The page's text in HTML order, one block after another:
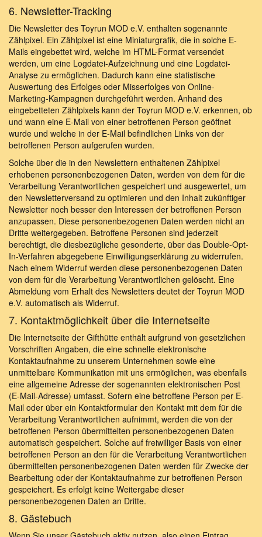
6. Newsletter-Tracking
Die Newsletter des Toyrun MOD e.V. enthalten sogenannte
Zählpixel. Ein Zählpixel ist eine Miniaturgrafik, die in solche E-
Mails eingebettet wird, welche im HTML-Format versendet
werden, um eine Logdatei-Aufzeichnung und eine Logdatei-
Analyse zu ermöglichen. Dadurch kann eine statistische
Auswertung des Erfolges oder Misserfolges von Online-
Marketing-Kampagnen durchgeführt werden. Anhand des
eingebetteten Zählpixels kann der Toyrun MOD e.V. erkennen, ob
und wann eine E-Mail von einer betroffenen Person geöffnet
wurde und welche in der E-Mail befindlichen Links von der
betroffenen Person aufgerufen wurden.
Solche über die in den Newslettern enthaltenen Zählpixel
erhobenen personenbezogenen Daten, werden von dem für die
Verarbeitung Verantwortlichen gespeichert und ausgewertet, um
den Newsletterversand zu optimieren und den Inhalt zukünftiger
Newsletter noch besser den Interessen der betroffenen Person
anzupassen. Diese personenbezogenen Daten werden nicht an
Dritte weitergegeben. Betroffene Personen sind jederzeit
berechtigt, die diesbezügliche gesonderte, über das Double-Opt-
In-Verfahren abgegebene Einwilligungserklärung zu widerrufen.
Nach einem Widerruf werden diese personenbezogenen Daten
von dem für die Verarbeitung Verantwortlichen gelöscht. Eine
Abmeldung vom Erhalt des Newsletters deutet der Toyrun MOD
e.V. automatisch als Widerruf.
7. Kontaktmöglichkeit über die Internetseite
Die Internetseite der Gifthütte enthält aufgrund von gesetzlichen
Vorschriften Angaben, die eine schnelle elektronische
Kontaktaufnahme zu unserem Unternehmen sowie eine
unmittelbare Kommunikation mit uns ermöglichen, was ebenfalls
eine allgemeine Adresse der sogenannten elektronischen Post
(E-Mail-Adresse) umfasst. Sofern eine betroffene Person per E-
Mail oder über ein Kontaktformular den Kontakt mit dem für die
Verarbeitung Verantwortlichen aufnimmt, werden die von der
betroffenen Person übermittelten personenbezogenen Daten
automatisch gespeichert. Solche auf freiwilliger Basis von einer
betroffenen Person an den für die Verarbeitung Verantwortlichen
übermittelten personenbezogenen Daten werden für Zwecke der
Bearbeitung oder der Kontaktaufnahme zur betroffenen Person
gespeichert. Es erfolgt keine Weitergabe dieser
personenbezogenen Daten an Dritte.
8. Gästebuch